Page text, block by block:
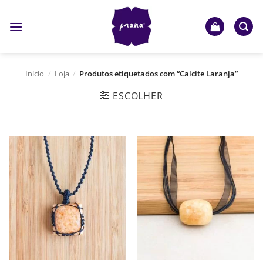
Início / Loja / Produtos etiquetados com “Calcite Laranja”
ESCOLHER